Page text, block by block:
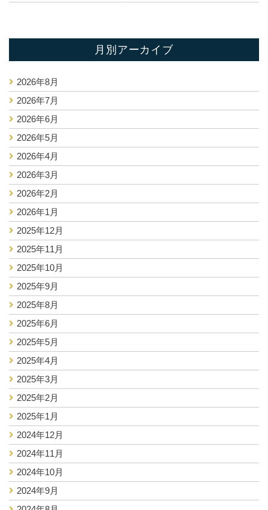
月別アーカイブ
2026年8月
2026年7月
2026年6月
2026年5月
2026年4月
2026年3月
2026年2月
2026年1月
2025年12月
2025年11月
2025年10月
2025年9月
2025年8月
2025年6月
2025年5月
2025年4月
2025年3月
2025年2月
2025年1月
2024年12月
2024年11月
2024年10月
2024年9月